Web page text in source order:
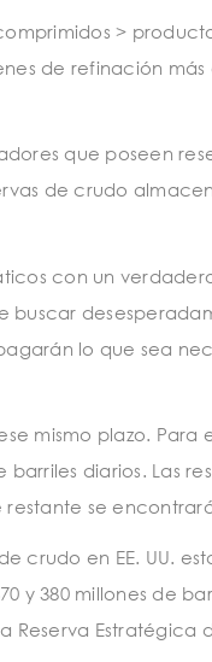
>
de refinación más
que poseen
de crudo
con un
lo que sea
mismo plazo.
diarios. Las
se
crudo en EE. UU.
380 millones de
Estratégica